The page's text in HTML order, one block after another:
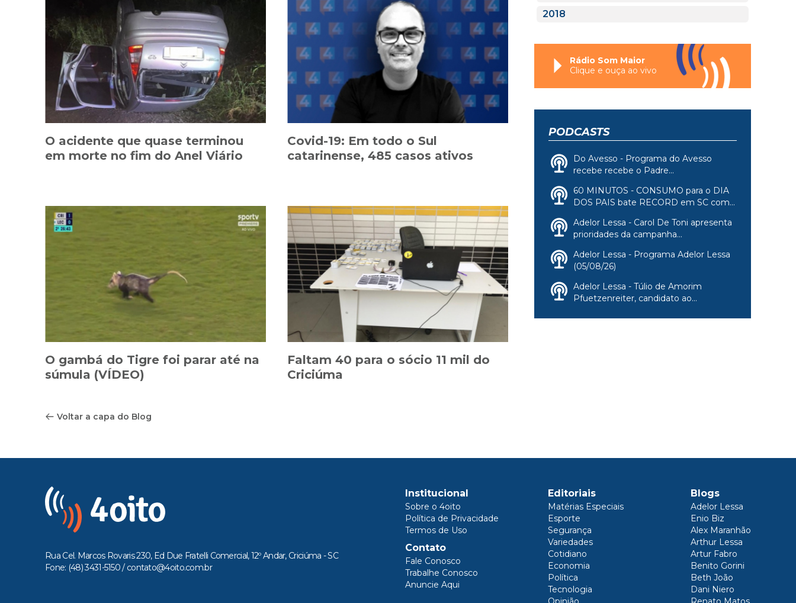
O acidente que quase terminou
em morte no fim do Anel Viário
Covid-19: Em todo o Sul
catarinense, 485 casos ativos
O gambá do Tigre foi parar até na
súmula (VÍDEO)
Faltam 40 para o sócio 11 mil do
Criciúma
Voltar a capa do Blog
2018
Rádio Som Maior
Clique e ouça ao vivo
PODCASTS
Do Avesso - Programa do Avesso
recebe recebe o Padre...
60 MINUTOS - CONSUMO para o DIA
DOS PAIS bate RECORD em SC com...
Adelor Lessa - Carol De Toni apresenta
prioridades da campanha...
Adelor Lessa - Programa Adelor Lessa
(05/08/26)
Adelor Lessa - Túlio de Amorim
Pfuetzenreiter, candidato ao...
Rua Cel. Marcos Rovaris 230, Ed Due Fratelli Comercial, 12º Andar, Criciúma - SC
Fone: (48) 3431-5150 / contato@4oito.com.br
Institucional
Sobre o 4oito
Política de Privacidade
Termos de Uso
Contato
Fale Conosco
Trabalhe Conosco
Anuncie Aqui
Editoriais
Matérias Especiais
Esporte
Segurança
Variedades
Cotidiano
Economia
Política
Tecnologia
Blogs
Adelor Lessa
Enio Biz
Alex Maranhão
Arthur Lessa
Artur Fabro
Benito Gorini
Beth João
Dani Niero